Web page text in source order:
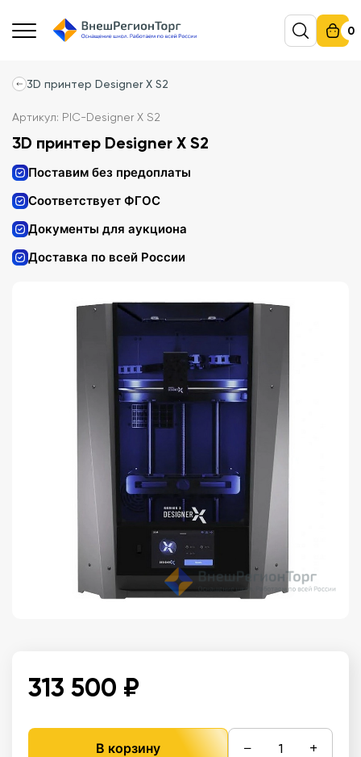
0
3D принтер Designer X S2
Артикул: PIC-Designer X S2
3D принтер Designer X S2
Поставим без предоплаты
Соответствует ФГОС
Документы для аукциона
Доставка по всей России
313 500 ₽
В корзину − +